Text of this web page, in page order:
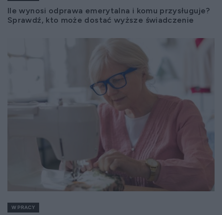
Ile wynosi odprawa emerytalna i komu przysługuje?
Sprawdź, kto może dostać wyższe świadczenie
W PRACY